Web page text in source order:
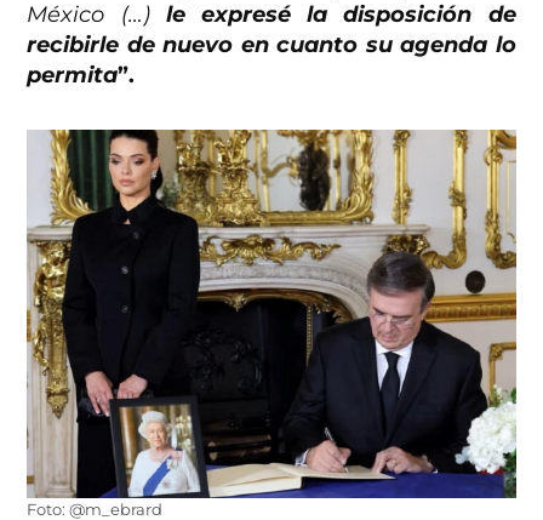
México (…) le expresé la disposición de
recibirle de nuevo en cuanto su agenda lo
permita”.
Foto: @m_ebrard